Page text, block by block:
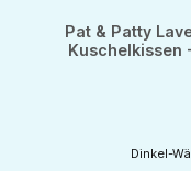
Pat & Patty
Kuschelkissen
Dinkel-